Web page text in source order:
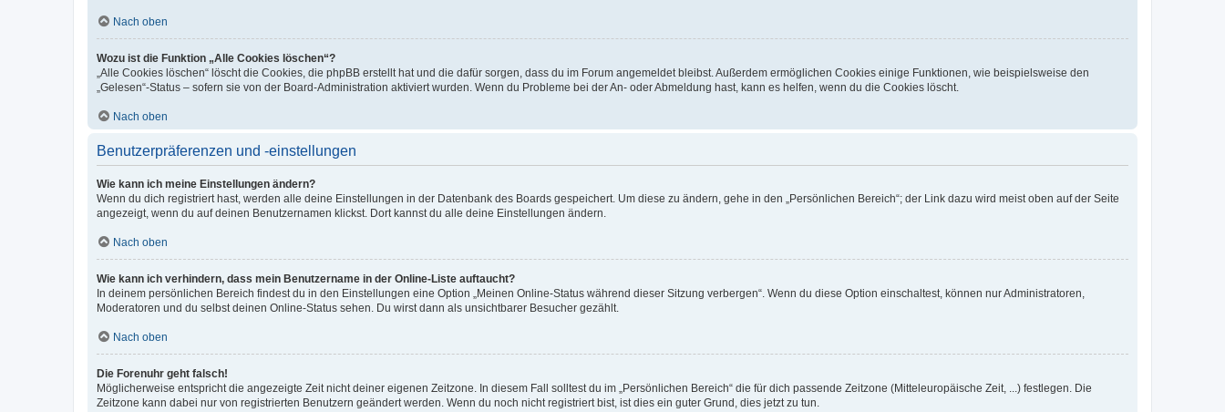
Nach oben
Wozu ist die Funktion „Alle Cookies löschen“?
„Alle Cookies löschen“ löscht die Cookies, die phpBB erstellt hat und die dafür sorgen, dass du im Forum angemeldet bleibst. Außerdem ermöglichen Cookies einige Funktionen, wie beispielsweise den
„Gelesen“-Status – sofern sie von der Board-Administration aktiviert wurden. Wenn du Probleme bei der An- oder Abmeldung hast, kann es helfen, wenn du die Cookies löscht.
Nach oben
Benutzerpräferenzen und -einstellungen
Wie kann ich meine Einstellungen ändern?
Wenn du dich registriert hast, werden alle deine Einstellungen in der Datenbank des Boards gespeichert. Um diese zu ändern, gehe in den „Persönlichen Bereich“; der Link dazu wird meist oben auf der Seite
angezeigt, wenn du auf deinen Benutzernamen klickst. Dort kannst du alle deine Einstellungen ändern.
Nach oben
Wie kann ich verhindern, dass mein Benutzername in der Online-Liste auftaucht?
In deinem persönlichen Bereich findest du in den Einstellungen eine Option „Meinen Online-Status während dieser Sitzung verbergen“. Wenn du diese Option einschaltest, können nur Administratoren,
Moderatoren und du selbst deinen Online-Status sehen. Du wirst dann als unsichtbarer Besucher gezählt.
Nach oben
Die Forenuhr geht falsch!
Möglicherweise entspricht die angezeigte Zeit nicht deiner eigenen Zeitzone. In diesem Fall solltest du im „Persönlichen Bereich“ die für dich passende Zeitzone (Mitteleuropäische Zeit, ...) festlegen. Die
Zeitzone kann dabei nur von registrierten Benutzern geändert werden. Wenn du noch nicht registriert bist, ist dies ein guter Grund, dies jetzt zu tun.